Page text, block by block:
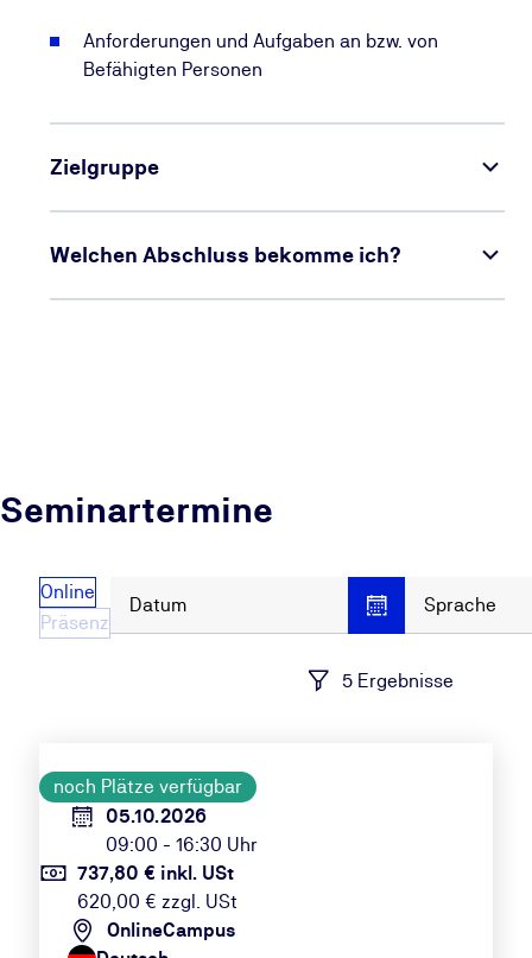
Anforderungen und Aufgaben an bzw. von
Befähigten Personen
Zielgruppe
Welchen Abschluss bekomme ich?
Seminartermine
Online
Präsenz
Datum Sprache
5 Ergebnisse
noch Plätze verfügbar
05.10.2026
09:00 - 16:30 Uhr
737,80 € inkl. USt
620,00 € zzgl. USt
OnlineCampus